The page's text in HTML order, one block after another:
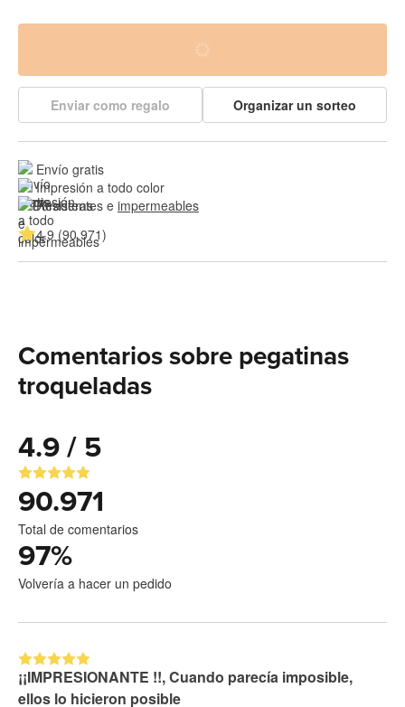
Enviar como regalo Organizar un sorteo
Envío gratis
Impresión a todo color
Resistentes e impermeables
4.9 (90.971)
Comentarios sobre pegatinas
troqueladas
4.9 / 5
90.971
Total de comentarios
97%
Volvería a hacer un pedido
¡¡IMPRESIONANTE !!, Cuando parecía imposible,
ellos lo hicieron posible